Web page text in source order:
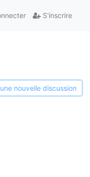
S'inscrire
nouvelle discussion